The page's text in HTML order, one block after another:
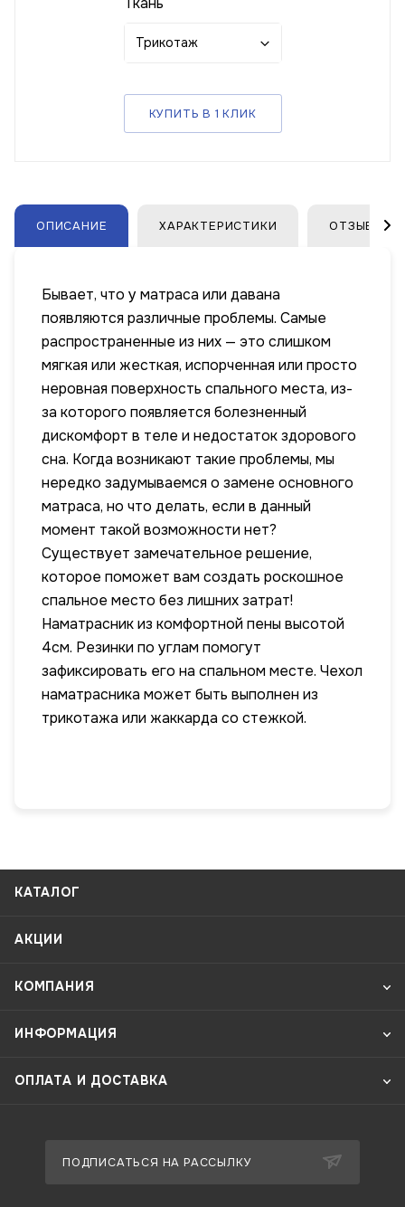
Трикотаж
КУПИТЬ В 1 КЛИК
ОПИСАНИЕ ХАРАКТЕРИСТИКИ ОТЗЫВЫ
Бывает, что у матраса или давана
появляются различные проблемы. Самые
распространенные из них — это слишком
мягкая или жесткая, испорченная или просто
неровная поверхность спального места, из-
за которого появляется болезненный
дискомфорт в теле и недостаток здорового
сна. Когда возникают такие проблемы, мы
нередко задумываемся о замене основного
матраса, но что делать, если в данный
момент такой возможности нет?
Существует замечательное решение,
которое поможет вам создать роскошное
спальное место без лишних затрат!
Наматрасник из комфортной пены высотой
4см. Резинки по углам помогут
зафиксировать его на спальном месте. Чехол
наматрасника может быть выполнен из
трикотажа или жаккарда со стежкой.
КАТАЛОГ
АКЦИИ
КОМПАНИЯ
ИНФОРМАЦИЯ
ОПЛАТА И ДОСТАВКА
ПОДПИСАТЬСЯ НА РАССЫЛКУ